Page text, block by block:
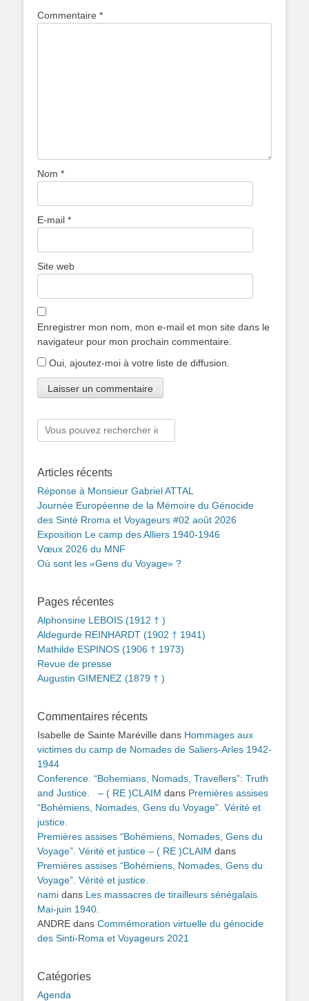
Commentaire *
Nom *
E-mail *
Site web
Enregistrer mon nom, mon e-mail et mon site dans le
navigateur pour mon prochain commentaire.
Oui, ajoutez-moi à votre liste de diffusion.
Rechercher :
Articles récents
Réponse à Monsieur Gabriel ATTAL
Journée Européenne de la Mémoire du Génocide
des Sinté Rroma et Voyageurs #02 août 2026
Exposition Le camp des Alliers 1940-1946
Vœux 2026 du MNF
Où sont les «Gens du Voyage» ?
Pages récentes
Alphonsine LEBOIS (1912 † )
Aldegurde REINHARDT (1902 † 1941)
Mathilde ESPINOS (1906 † 1973)
Revue de presse
Augustin GIMENEZ (1879 † )
Commentaires récents
Isabelle de Sainte Maréville dans Hommages aux
victimes du camp de Nomades de Saliers-Arles 1942-
1944
Conference. “Bohemians, Nomads, Travellers”: Truth
and Justice. – ( RE )CLAIM dans Premières assises
“Bohémiens, Nomades, Gens du Voyage”. Vérité et
justice.
Premières assises “Bohémiens, Nomades, Gens du
Voyage”. Vérité et justice – ( RE )CLAIM dans
Premières assises “Bohémiens, Nomades, Gens du
Voyage”. Vérité et justice.
nami dans Les massacres de tirailleurs sénégalais.
Mai-juin 1940.
ANDRE dans Commémoration virtuelle du génocide
des Sinti-Roma et Voyageurs 2021
Catégories
Agenda